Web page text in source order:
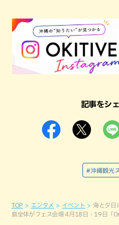
記事をシ
#沖縄観光
TOP エンタメ イベント
海と夕日
島全体がフェス会場 4月18日・19日「